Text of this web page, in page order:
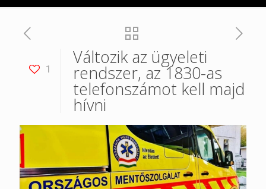
1
Változik az ügyeleti
rendszer, az 1830-as
telefonszámot kell majd
hívni